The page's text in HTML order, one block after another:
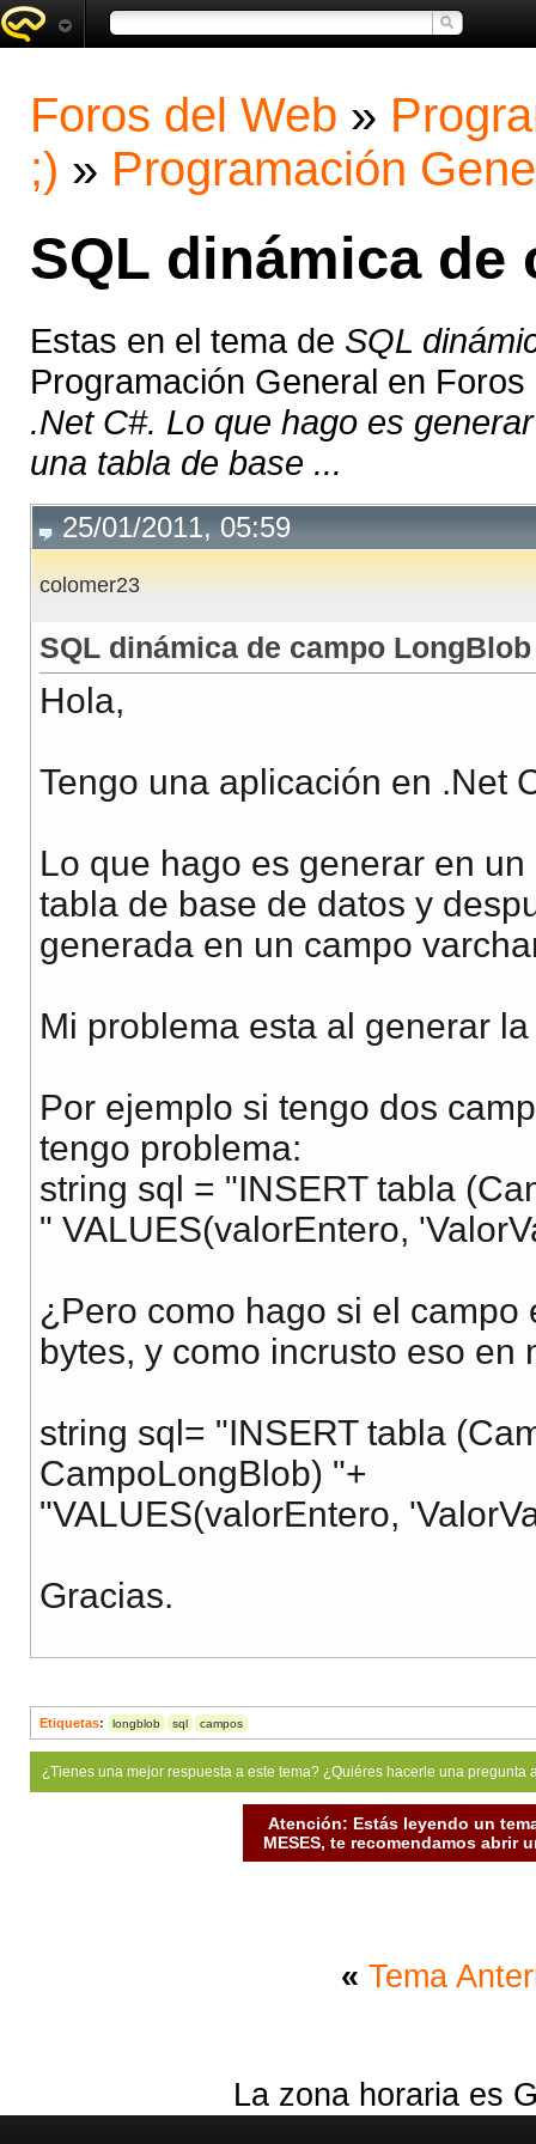
Foros del Web »
;) » Programación
SQL dinámica
Estas en el tema de SQL
Programación General en
.Net C#. Lo que hago es
una tabla de base ...
25/01/2011, 05:59
colomer23
SQL dinámica de campo LongBlob
Hola,
Tengo una aplicación en .Net
Lo que hago es generar en
tabla de base de datos y
generada en un campo
Mi problema esta al generar
Por ejemplo si tengo dos
tengo problema:
string sql = "INSERT tabla
" VALUES(valorEntero,
¿Pero como hago si el
bytes, y como incrusto eso en
string sql= "INSERT tabla
CampoLongBlob) "+
"VALUES(valorEntero,
Gracias.
Etiquetas: longblob sql campos
¿Tienes una mejor respuesta a este tema? ¿Quiéres hacerle una
Atención: Estás leyendo un
MESES, te recomendamos abrir
« Tema
La zona horaria es